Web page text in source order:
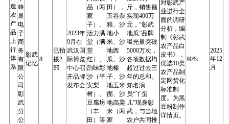
造
农
产
品
上
行
体
系
蜂
巢
电
子
商
务
有
限
公
司
彰
武
分
公
彰武
记忆
8
已拍
摄2
部
2023年
9月在
武汉国
际博览
中心召
开品牌
发布会
品（两
家
子）、
活力满
堂（满
堂
红）、
韵味彰
沙（平
安梨
树）、
豆腐坊
（丰
田）等
田），
五谷杂
粮、沙
地小
米、沙
地西
瓜、沙
地榛
子、沙
地玉米
面、沙
地高粱
米（两
家
斤，销售额
实现400万
元，“彰武
地瓜”品牌
曝光量突破
5000万次，
各项数据均
超过过去三
年的总和。
知名演
员“丫蛋
儿”现身彰
武，与当地
农户共同推
对彰武产
业进行全
面的调研
分析，编
制《彰武
农产品白
皮书》，
优选10类
农产品制
定网货化
标准制
度。为黑
豆粉制作
详情页。
90%
2025
年12
月